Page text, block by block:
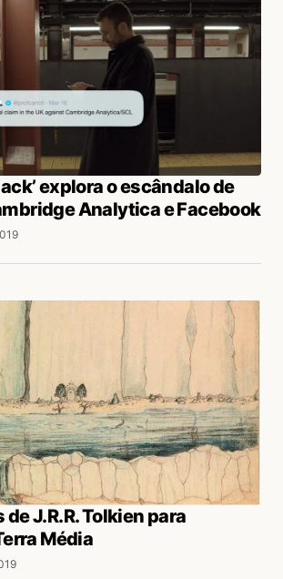
explora o escândalo de
Analytica e Facebook
J.R.R. Tolkien para
Média